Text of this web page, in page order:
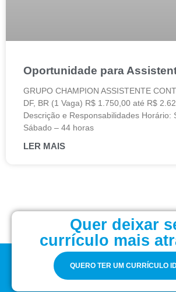
Oportunidade para
GRUPO CHAMPION ASSISTENTE
DF, BR (1 Vaga) R$ 1.750,00 até R$
Descrição e Responsabilidades Horário:
Sábado – 44 horas
LER MAIS
Quer deixar
currículo mais
QUERO TER UM CURRÍCULO